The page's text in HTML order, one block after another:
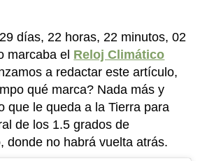
días, 22 horas, 22 minutos, 02
marcaba el Reloj Climático
a redactar este artículo,
qué marca? Nada más y
que le queda a la Tierra para
de los 1.5 grados de
donde no habrá vuelta atrás.